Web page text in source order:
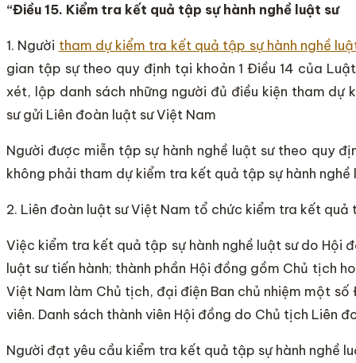
“Điều 15. Kiểm tra kết quả tập sự hành nghề luật sư
1. Người tham dự kiểm tra kết quả tập sự hành nghề
gian tập sự theo quy định tại khoản 1 Điều 14 của
xét, lập danh sách những người đủ điều kiện tham dự
sư gửi Liên đoàn luật sư Việt Nam
Người được miễn tập sự hành nghề luật sư theo quy
không phải tham dự kiểm tra kết quả tập sự hành nghề
2. Liên đoàn luật sư Việt Nam tổ chức kiểm tra kết quả
Việc kiểm tra kết quả tập sự hành nghề luật sư do Hội
luật sư tiến hành; thành phần Hội đồng gồm Chủ tịch
Việt Nam làm Chủ tịch, đại điện Ban chủ nhiệm một
viên. Danh sách thành viên Hội đồng do Chủ tịch Liên
Người đạt yêu cầu kiểm tra kết quả tập sự hành nghề